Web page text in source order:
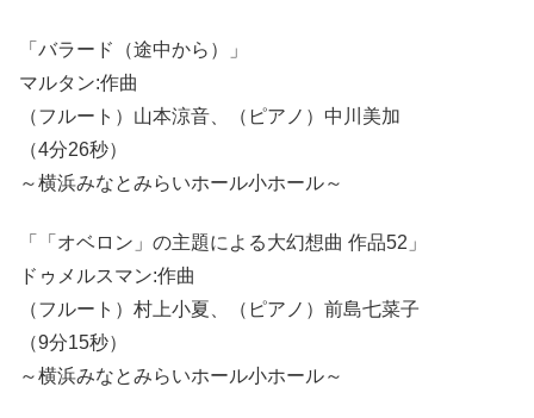
「バラード（途中から）」
マルタン:作曲
（フルート）山本涼音、（ピアノ）中川美加
（4分26秒）
～横浜みなとみらいホール小ホール～
「「オベロン」の主題による大幻想曲 作品52」
ドゥメルスマン:作曲
（フルート）村上小夏、（ピアノ）前島七菜子
（9分15秒）
～横浜みなとみらいホール小ホール～